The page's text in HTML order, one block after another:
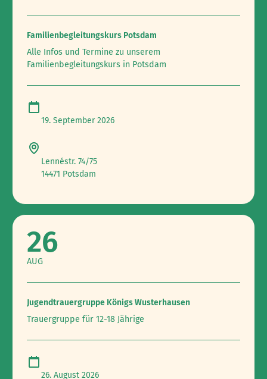
Familienbegleitungskurs Potsdam
Alle Infos und Termine zu unserem
Familienbegleitungskurs in Potsdam
19. September 2026
Lennéstr. 74/75
14471 Potsdam
26
AUG
Jugendtrauergruppe Königs Wusterhausen
Trauergruppe für 12-18 Jährige
26. August 2026